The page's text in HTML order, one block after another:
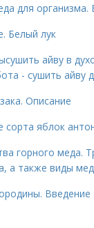
для
Белый лук
айву в
- сушить айву
Описание
сорта яблок
горного меда.
а также виды
Введение